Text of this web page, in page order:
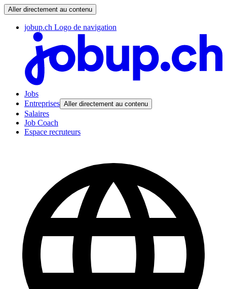
Aller directement au contenu
jobup.ch Logo de navigation
Jobs
Entreprises Aller directement au contenu
Salaires
Job Coach
Espace recruteurs